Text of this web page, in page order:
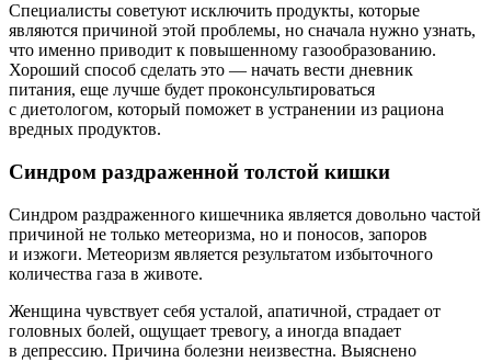
Специалисты советуют исключить продукты, которые
являются причиной этой проблемы, но сначала нужно узнать,
что именно приводит к повышенному газообразованию.
Хороший способ сделать это — начать вести дневник
питания, еще лучше будет проконсультироваться
с диетологом, который поможет в устранении из рациона
вредных продуктов.
Синдром раздраженной толстой кишки
Синдром раздраженного кишечника является довольно частой
причиной не только метеоризма, но и поносов, запоров
и изжоги. Метеоризм является результатом избыточного
количества газа в животе.
Женщина чувствует себя усталой, апатичной, страдает от
головных болей, ощущает тревогу, а иногда впадает
в депрессию. Причина болезни неизвестна. Выяснено